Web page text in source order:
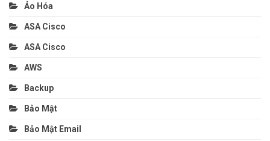
Ảo Hóa
ASA Cisco
ASA Cisco
AWS
Backup
Bảo Mật
Bảo Mật Email